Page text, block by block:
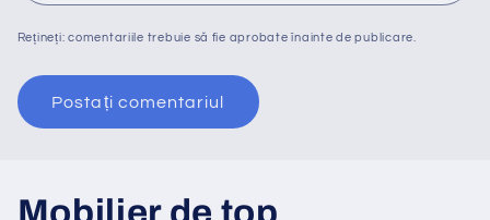
Rețineți: comentariile trebuie să fie aprobate înainte de publicare.
Mobilier de top